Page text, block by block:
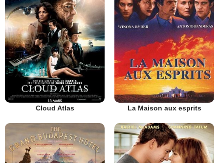
Cloud Atlas La Maison aux esprits